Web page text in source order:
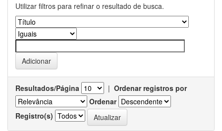
Utilizar filtros para refinar o resultado de busca.
Resultados/Página | Ordenar registros por
Ordenar
Registro(s)